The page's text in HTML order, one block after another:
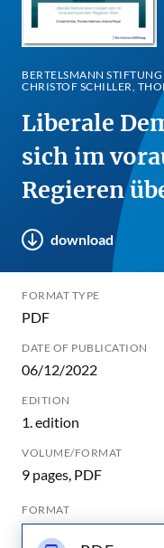
BERTELSMANN
CHRISTOF SCHILLER,
Liberale
sich im
Regieren
download
FORMAT TYPE
PDF
DATE OF PUBLICATION
06/12/2022
EDITION
1. edition
VOLUME/FORMAT
9 pages, PDF
FORMAT